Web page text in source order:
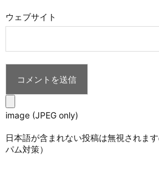
ウェブサイト
image (JPEG only)
日本語が含まれない投稿は無視されま
パム対策）